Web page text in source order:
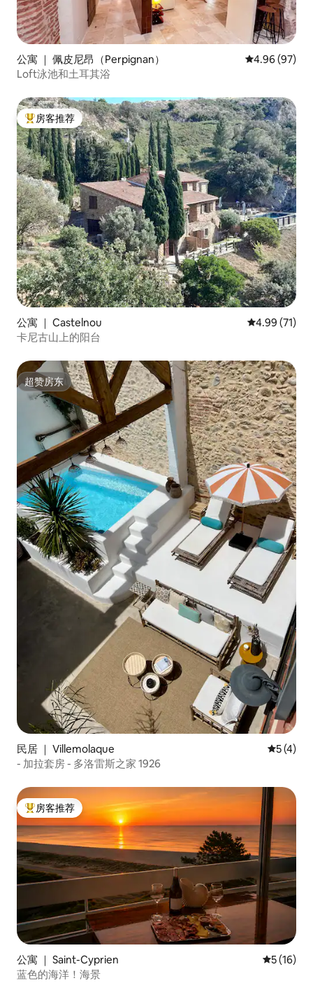
公寓 ｜ 佩皮尼昂（Perpignan） 平均评分 4.96
4.96 (97)
Loft泳池和土耳其浴
热门「房客推荐」
房客推荐
公寓 ｜ Castelnou 平均评分
4.99 (71)
卡尼古山上的阳台
超赞房东
超赞房东
民居 ｜ Villemolaque 平均评分
5 (4)
- 加拉套房 - 多洛雷斯之家 1926
热门「房客推荐」
房客推荐
公寓 ｜ Saint-Cyprien 平均评分
5 (16)
蓝色的海洋！海景